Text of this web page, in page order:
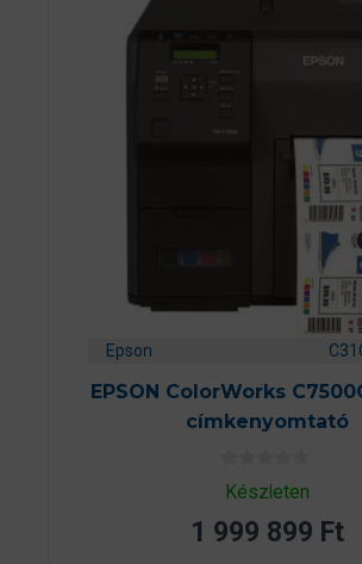
Epson
EPSON ColorWorks
címkenyomtató
0
a
5
Készleten
1 999 899 Ft